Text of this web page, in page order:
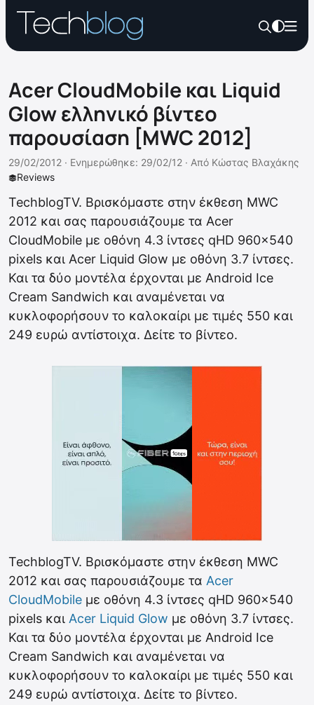
Acer CloudMobile και Liquid
Glow ελληνικό βίντεο
παρουσίαση [MWC 2012]
Reviews
29/02/2012 · Ενημερώθηκε: 29/02/12 · Από Κώστας Βλαχάκης
TechblogTV. Βρισκόμαστε στην έκθεση MWC
2012 και σας παρουσιάζουμε τα Acer
CloudMobile με οθόνη 4.3 ίντσες qHD 960×540
pixels και Acer Liquid Glow με οθόνη 3.7 ίντσες.
Και τα δύο μοντέλα έρχονται με Android Ice
Cream Sandwich και αναμένεται να
κυκλοφορήσουν το καλοκαίρι με τιμές 550 και
249 ευρώ αντίστοιχα. Δείτε το βίντεο.
TechblogTV. Βρισκόμαστε στην έκθεση MWC
2012 και σας παρουσιάζουμε τα Acer
CloudMobile με οθόνη 4.3 ίντσες qHD 960×540
pixels και Acer Liquid Glow με οθόνη 3.7 ίντσες.
Και τα δύο μοντέλα έρχονται με Android Ice
Cream Sandwich και αναμένεται να
κυκλοφορήσουν το καλοκαίρι με τιμές 550 και
249 ευρώ αντίστοιχα. Δείτε το βίντεο.